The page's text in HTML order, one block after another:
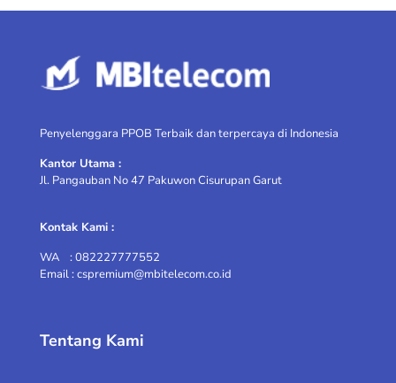
Penyelenggara PPOB Terbaik dan terpercaya di Indonesia
Kantor Utama :
Jl. Pangauban No 47 Pakuwon Cisurupan Garut
Kontak Kami :
WA : 082227777552
Email : cspremium@mbitelecom.co.id
Tentang Kami